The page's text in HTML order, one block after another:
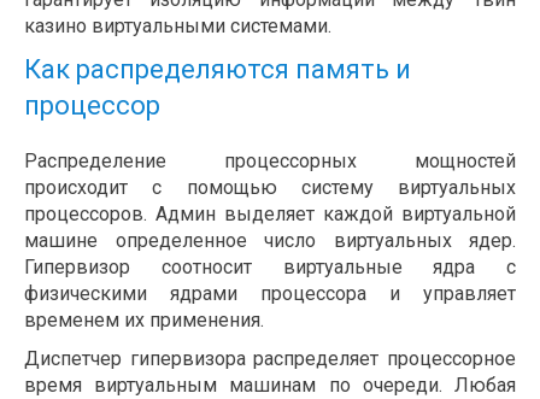
казино виртуальными системами.
Как распределяются память и
процессор
Распределение процессорных мощностей
происходит с помощью систему виртуальных
процессоров. Админ выделяет каждой виртуальной
машине определенное число виртуальных ядер.
Гипервизор соотносит виртуальные ядра с
физическими ядрами процессора и управляет
временем их применения.
Диспетчер гипервизора распределяет процессорное
время виртуальным машинам по очереди. Любая